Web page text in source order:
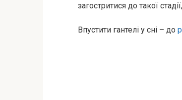
загостритися до такої
Впустити гантелі у сні – до